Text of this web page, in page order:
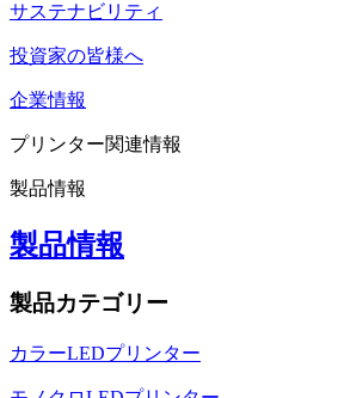
サステナビリティ
投資家の皆様へ
企業情報
プリンター関連情報
製品情報
製品情報
製品カテゴリー
カラーLEDプリンター